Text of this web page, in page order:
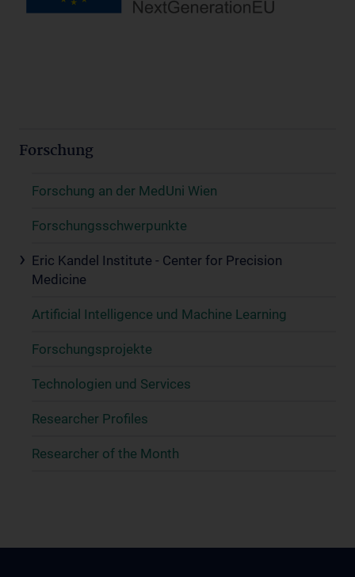
Forschung
Forschung an der MedUni Wien
Forschungsschwerpunkte
Eric Kandel Institute - Center for Precision
Medicine
Artificial Intelligence und Machine Learning
Forschungsprojekte
Technologien und Services
Researcher Profiles
Researcher of the Month